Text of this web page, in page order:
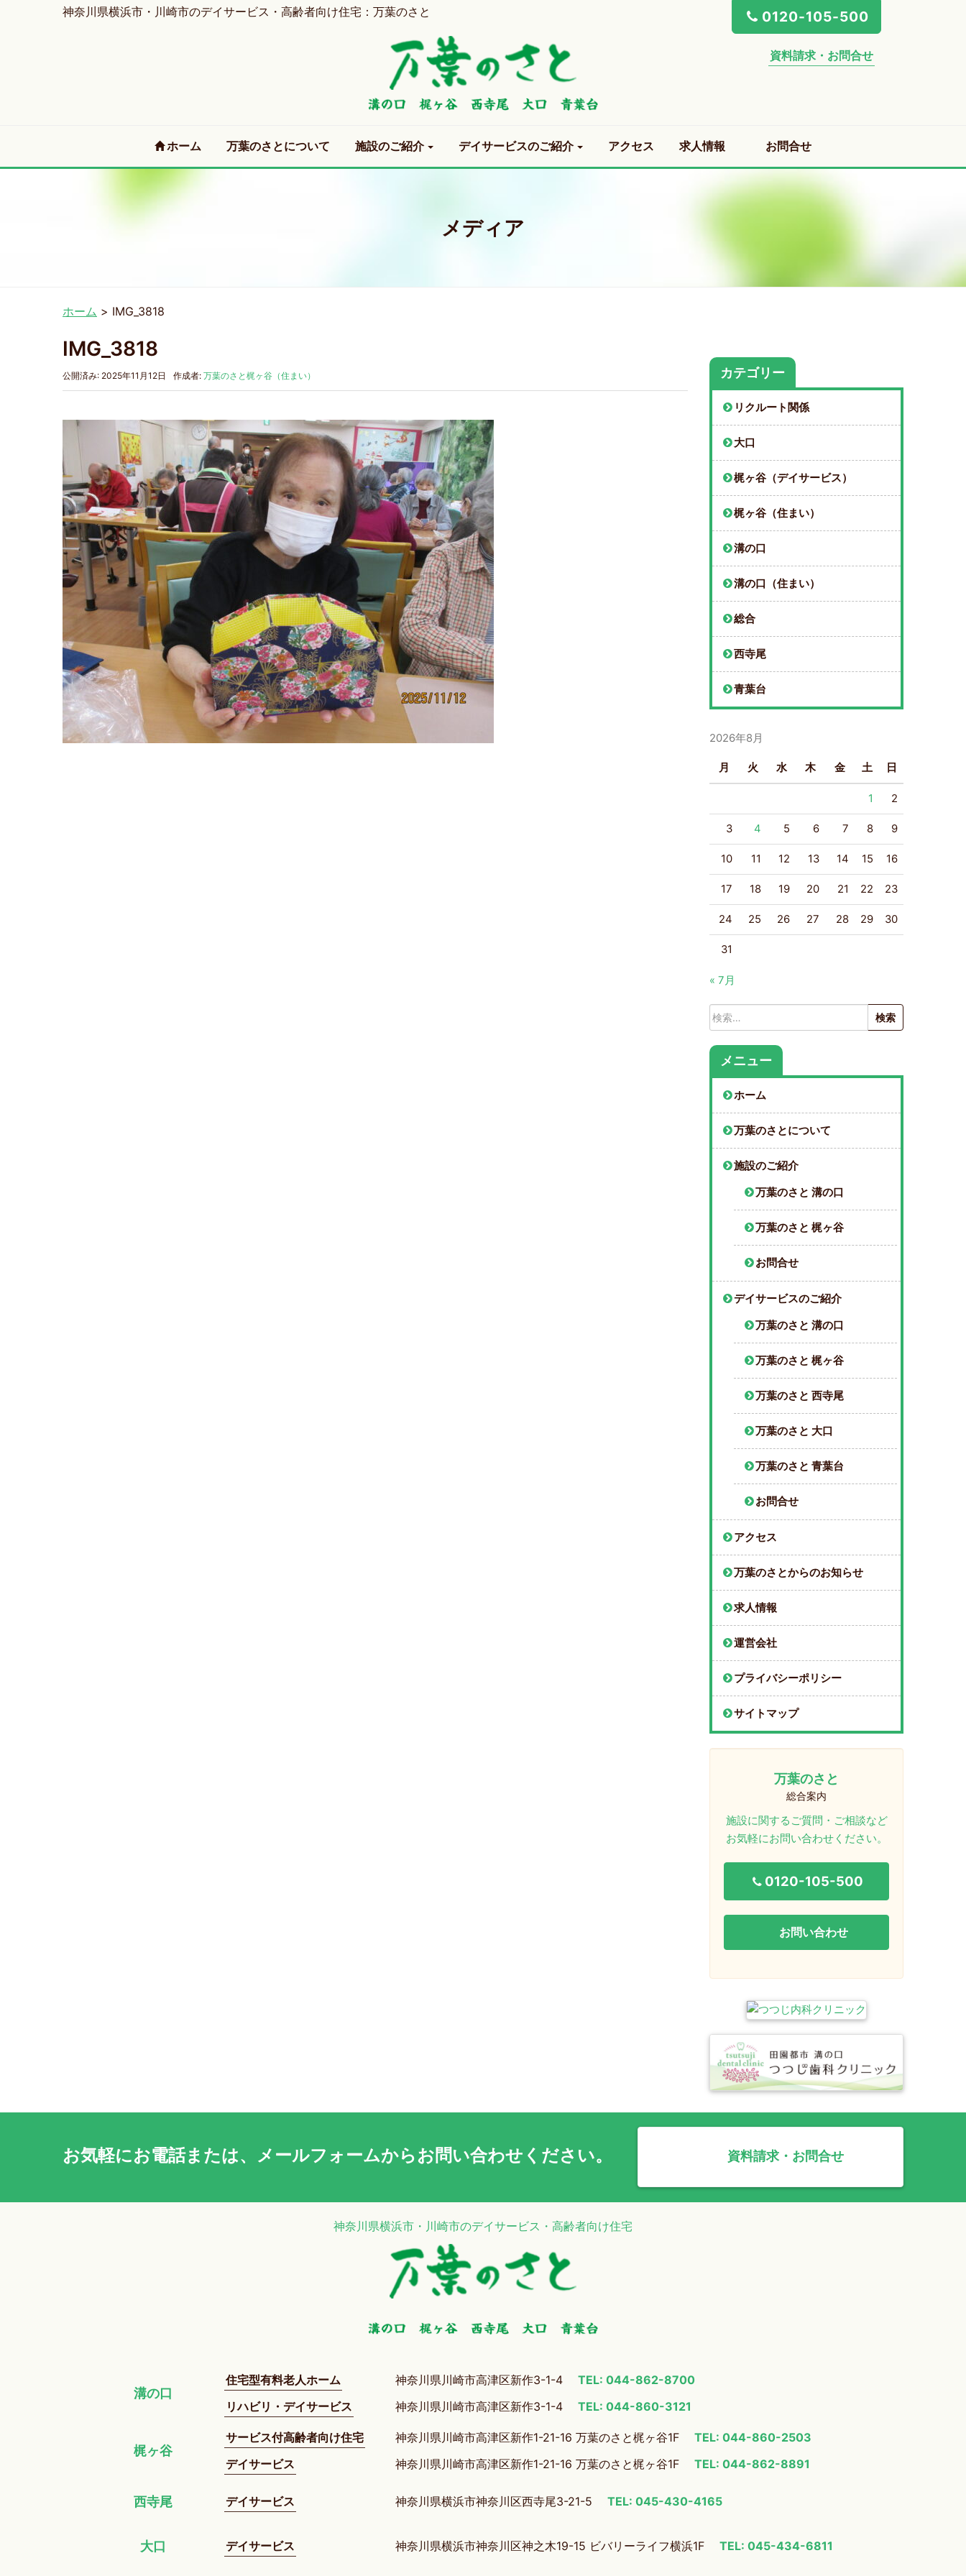
神奈川県横浜市・川崎市のデイサービス・高齢者向け住宅：万葉のさと 0120-105-500
資料請求・お問合せ
ホーム (current)
万葉のさとについて 施設のご紹介 デイサービスのご紹介 アクセス 求人情報 お問合せ
メディア
ホーム > IMG_3818
IMG_3818
公開済み: 2025年11月12日 作成者: 万葉のさと梶ヶ谷（住まい） カテゴリー
リクルート関係
大口
梶ヶ谷（デイサービス）
梶ヶ谷（住まい）
溝の口
溝の口（住まい）
総合
西寺尾
青葉台
2026年8月
月 火 水 木 金 土 日
1 2
3 4 5 6 7 8 9
10 11 12 13 14 15 16
17 18 19 20 21 22 23
24 25 26 27 28 29 30
31
« 7月
検
索:
メニュー
ホーム
万葉のさとについて
施設のご紹介
万葉のさと 溝の口
万葉のさと 梶ヶ谷
お問合せ
デイサービスのご紹介
万葉のさと 溝の口
万葉のさと 梶ヶ谷
万葉のさと 西寺尾
万葉のさと 大口
万葉のさと 青葉台
お問合せ
アクセス
万葉のさとからのお知らせ
求人情報
運営会社
プライバシーポリシー
サイトマップ
万葉のさと
総合案内
施設に関するご質問・ご相談など
お気軽にお問い合わせください。
0120-105-500
お問い合わせ
お気軽にお電話または、 メールフォームからお問い合わせください。 資料請求・お問合せ
神奈川県横浜市・川崎市のデイサービス・高齢者向け住宅
溝の口
住宅型有料老人ホーム
リハビリ・デイサービス
神奈川県川崎市高津区新作3-1-4
TEL: 044-862-8700
神奈川県川崎市高津区新作3-1-4
TEL: 044-860-3121
梶ヶ谷
サービス付高齢者向け住宅
デイサービス
神奈川県川崎市高津区新作1-21-16 万葉のさと梶ヶ谷1F
TEL: 044-860-2503
神奈川県川崎市高津区新作1-21-16 万葉のさと梶ヶ谷1F
TEL: 044-862-8891
西寺尾 デイサービス 神奈川県横浜市神奈川区西寺尾3-21-5 TEL: 045-430-4165
大口 デイサービス 神奈川県横浜市神奈川区神之木19-15 ビバリーライフ横浜1F TEL: 045-434-6811